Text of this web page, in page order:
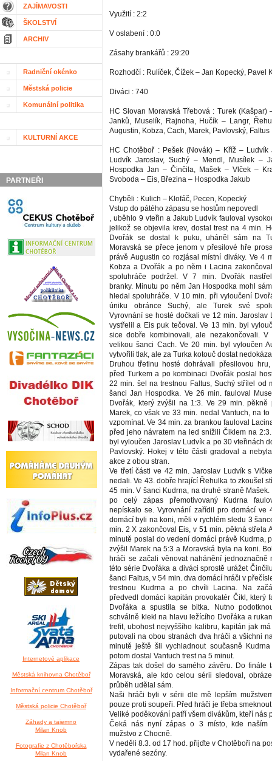
ZAJÍMAVOSTI
ŠKOLSTVÍ
ARCHIV
Radniční okénko
Městská policie
Komunální politika
KULTURNÍ AKCE
PARTNEŘI
Internetové aplikace
Městská knihovna Chotěboř
Informační centrum Chotěboř
Městská policie Chotěboř
Záhady a tajemno
Milan Knob
Fotografie z Chotěbořska
Milan Knob
Využití : 2:2
V oslabení : 0:0
Zásahy brankářů : 29:20
Rozhodčí : Rulíček, Čížek – Jan Kopecký, Pavel
Diváci : 740
HC Slovan Moravská Třebová : Turek (Kašpar)
Janků, Muselík, Rajnoha, Hučík – Langr,
Augustin, Kobza, Cach, Marek, Pavlovský, Faltus
HC Chotěboř : Pešek (Novák) – Kříž – Ludvík
Ludvík Jaroslav, Suchý – Mendl, Musílek –
Hospodka Jan – Činčila, Mašek – Vlček –
Svoboda – Eis, Březina – Hospodka Jakub
Chyběli : Kulich – Klofáč, Pecen, Kopecký
Vstup do pátého zápasu se hostům nepovedl
, uběhlo 9 vteřin a Jakub Ludvík fauloval
jelikož se objevila krev, dostal trest na 4 min.
Dvořák se dostal k puku, uháněl sám na
Moravská se přece jenom v přesilové hře
právě Augustin co rozjásal místní diváky. Ve 4
Kobza a Dvořák a po něm i Lacina
spoluhráče podržel. V 7 min. Dvořák
branky. Minutu po něm Jan Hospodka mohl
hledal spoluhráče. V 10 min. při vyloučení
úniku obránce Suchý, ale Turek své
Vyrovnání se hosté dočkali ve 12 min. Jaroslav
vystřelil a Eis puk tečoval. Ve 13 min. byl
sice dobře kombinovali, ale nezakončovali.
velikou šanci Cach. Ve 20 min. byl vyloučen
vytvořili tlak, ale za Turka kotouč dostat
Druhou třetinu hosté dohrávali přesilovou
před Turkem a po kombinaci Dvořák poslal
22 min. šel na trestnou Faltus, Suchý střílel od
šanci Jan Hospodka. Ve 26 min. fauloval
Dvořák, který zvýšil na 1:3. Ve 29 min. pěkně
Marek, co však ve 33 min. nedal Vantuch, na
vzpomínat. Ve 34 min. za brankou fauloval
před jeho návratem na led snížili Čiklem na
byl vyloučen Jaroslav Ludvík a po 30 vteřinách
Pavlovský. Hokej v této části gradoval a
akce z obou stran.
Ve třetí části ve 42 min. Jaroslav Ludvík s
nedali. Ve 43. dobře hrající Řehulka to zkoušel
45 min. V šanci Kudrna, na druhé straně Mašek.
po celý zápas přemotivovaný Kudrna
nepískalo se. Vyrovnání zařídil pro domácí ve
domácí byli na koni, měli v rychlém sledu 3
min. 2 X zakončoval Eis, v 51 min. pěkná střela
minutě poslal do vedení domácí právě Kudrna,
zvýšil Marek na 5:3 a Moravská byla na koni.
hráči se začali věnovat nahánění jednoznačně
této série Dvořáka a diváci sprostě urážet
šanci Faltus, v 54 min. dva domácí hráči v
trestnou Kudrna a po chvíli Lacina. Na
předvedl domácí kapitán provokatér Čikl, který
Dvořáka a spustila se bitka. Nutno
schválně klekl na hlavu ležícího Dvořáka a
trefit, ubohost nejvyššího kalibru, kapitán jak
putovali na obou stranách dva hráči a všichni
minutě ještě šli vychladnout současně
potom dostal Vantuch trest na 5 minut.
Zápas tak došel do samého závěru. Do finále
Moravská, ale kdo celou sérii sledoval,
průběh udělal sám.
Naši hráči byli v sérii dle mě lepším
pouze proti soupeři. Před hráči je třeba
Veliké poděkování patří všem divákům, kteří nás
Čeká nás nyní zápas o 3 místo, kde naším
mužstvo z Chocně.
V neděli 8.3. od 17 hod. přijďte v Chotěboři na
vydařené sezóny.